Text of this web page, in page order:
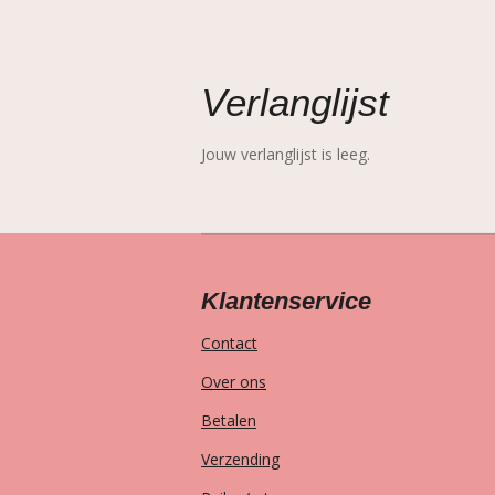
Verlanglijst
Jouw verlanglijst is leeg.
Klantenservice
Contact
Over ons
Betalen
Verzending